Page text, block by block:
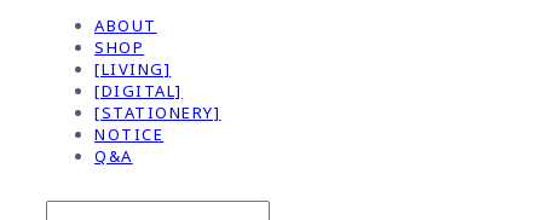
ABOUT
SHOP
[LIVING]
[DIGITAL]
[STATIONERY]
NOTICE
Q&A